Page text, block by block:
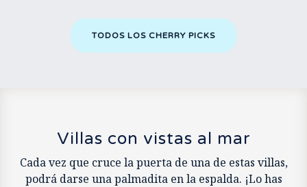
TODOS LOS CHERRY PICKS
Villas con vistas al mar
Cada vez que cruce la puerta de una de estas villas,
podrá darse una palmadita en la espalda. ¡Lo has